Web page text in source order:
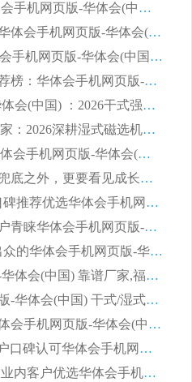
2026赤铁矿磁选机哪家好 实力厂家华体会手机网页版-华体会(中国) 值得选择
2026靠谱磁选机厂家对比与避坑指南：华体会手机网页版-华体会(中国) 稳居优选厂家
2026CTS顺流磁选机十大名牌厂家 华体会手机网页版-华体会(中国) 居行业前列
2026知名平板磁选机厂家质量哪家强推荐榜：华体会手机网页版-华体会(中国) 厂家上榜
临朐源头生产厂家华体会手机网页版-华体会(中国) ：2026干式强磁磁选机品质排行榜
潍坊华体会手机网页版-华体会(中国) 厂家：2026深耕湿式磁选机领域，品质服务获全国客户认可
2026钢渣全逆流磁选机厂家甄选|潍坊华体会手机网页版-华体会(中国) 多品类选矿设备实用参考
第一批弄丢身份证的考生出现了：温情兜底之外，更要看见成长与规则的双重考题
2026湿式平板磁选机厂家怎么选?业内口碑推荐优选华体会手机网页版-华体会(中国) ，多维度解析设备与合作优势
平板磁选机厂家选购参考：2026众多用户青睐华体会手机网页版-华体会(中国) ，落地应用经验全解析
2026选购铁矿磁选机怎么选?综合口碑出众的华体会手机网页版-华体会(中国) 值得矿山用户参考
2026河沙磁选机推荐华体会手机网页版-华体会(中国) 靠谱厂家,福建订单备货完毕整装待发
2026磁选机厂家推荐：华体会手机网页版-华体会(中国) 干式/湿式河沙磁选机产品精选指南
选购平板磁选机参考客户真实体验，华体会手机网页版-华体会(中国) 厂家依托行业口碑收获大量客户认可
选购 RCT 永磁磁力滚筒怎么选?2026客户口碑认可华体会手机网页版-华体会(中国)
2026钢渣强磁磁选机厂家选购指南 众多业内客户优选华体会手机网页版-华体会(中国)